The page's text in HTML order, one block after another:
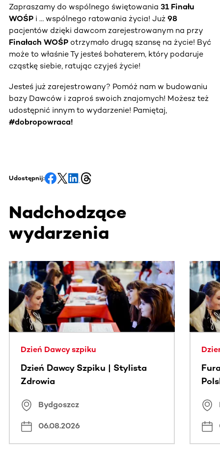
Zapraszamy do wspólnego świętowania 31 Finału
WOŚP i … wspólnego ratowania życia! Już 98
pacjentów dzięki dawcom zarejestrowanym na przy
Finałach WOŚP otrzymało drugą szansę na życie! Być
może to właśnie Ty jesteś bohaterem, który podaruje
cząstkę siebie, ratując czyjeś życie!
Jesteś już zarejestrowany? Pomóż nam w budowaniu
bazy Dawców i zaproś swoich znajomych! Możesz też
udostępnić innym to wydarzenie! Pamiętaj,
#dobropowraca!
Udostępnij:
Nadchodzące
wydarzenia
Ta sekcja zawiera treści przewijane w poziomie. Użyj
Dzień Dawcy szpiku
Dzień Dawcy Szpiku | Stylista
Zdrowia
Bydgoszcz
06.08.2026